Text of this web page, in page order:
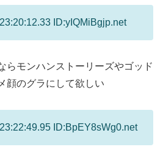
ID:yIQMiBgjp.net
らモンハンストーリーズやゴッド
顔のグラにして欲しい
ID:BpEY8sWg0.net